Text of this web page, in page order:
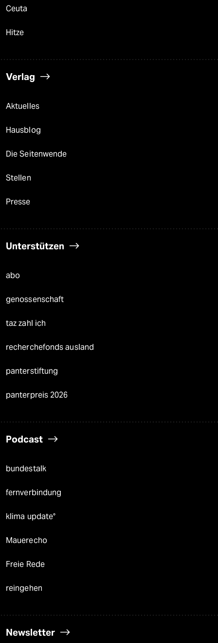
Ceuta
Hitze
Verlag
Aktuelles
Hausblog
Die Seitenwende
Stellen
Presse
Unterstützen
abo
genossenschaft
taz zahl ich
recherchefonds ausland
panterstiftung
panterpreis 2026
Podcast
bundestalk
fernverbindung
klima update°
Mauerecho
Freie Rede
reingehen
Newsletter